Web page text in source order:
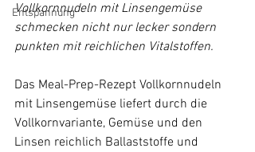
Entspannung
Vollkornnudeln mit Linsengemüse
schmecken nicht nur lecker sondern
punkten mit reichlichen Vitalstoffen.
Das Meal-Prep-Rezept Vollkornnudeln
mit Linsengemüse liefert durch die
Vollkornvariante, Gemüse und den
Linsen reichlich Ballaststoffe und